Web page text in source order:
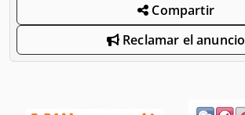
Compartir
Reclamar el anuncio